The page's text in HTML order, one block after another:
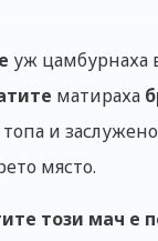
уж цамбурнаха
матираха
топа и
място.
този мач е